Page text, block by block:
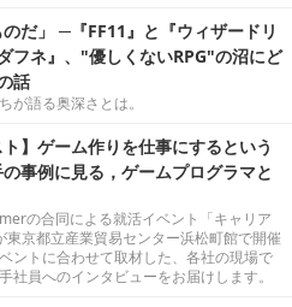
のだ」 ─『FF11』と『ウィザードリ
フネ』、"優しくないRPG"の沼にど
話
が語る奥深さとは。
ト】ゲーム作りを仕事にするという
事例に見る，ゲームプログラマと
の合同による就活イベント「キャリア
東京都立産業貿易センター浜松町館で開催
ントに合わせて取材した、各社の現場で
社員へのインタビューをお届けします。